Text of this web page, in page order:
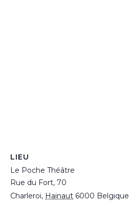
LIEU
Le Poche Théâtre
Rue du Fort, 70
Charleroi, Hainaut 6000 Belgique